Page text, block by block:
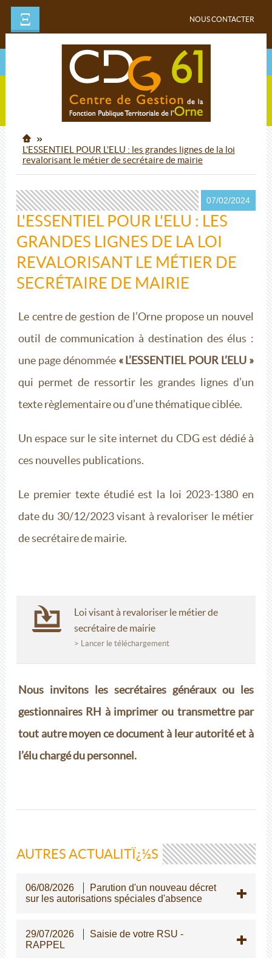
Ξ NOUS CONTACTER
L'ESSENTIEL POUR L'ELU : les grandes lignes de la loi
revalorisant le métier de secrétaire de mairie
07/02/2024
L'ESSENTIEL POUR L'ELU : LES
GRANDES LIGNES DE LA LOI
REVALORISANT LE MÉTIER DE
SECRÉTAIRE DE MAIRIE
Le centre de gestion de l’Orne propose un nouvel
outil de communication à destination des élus :
une page dénommée « L’ESSENTIEL POUR L’ELU »
qui permet de ressortir les grandes lignes d’un
texte règlementaire ou d’une thématique ciblée.
Un espace sur le site internet du CDG est dédié à
ces nouvelles publications.
Le premier texte étudié est la loi 2023-1380 en
date du 30/12/2023 visant à revaloriser le métier
de secrétaire de mairie.
Loi visant à revaloriser le métier de
secrétaire de mairie
> Lancer le téléchargement
Nous invitons les secrétaires généraux ou les
gestionnaires RH à imprimer ou transmettre par
tout autre moyen ce document à leur autorité et à
l’élu chargé du personnel.
AUTRES ACTUALITÏ¿½S
06/08/2026
Parution d'un nouveau décret
sur les autorisations spéciales d'absence
29/07/2026
Saisie de votre RSU -
RAPPEL